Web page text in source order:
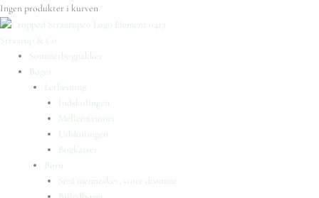
Ingen produkter i kurven
Straarup & Co
Sommerbogpakker
Bøger
Letlæsning
Indskolingen
Mellemtrinnet
Udskolingen
Bogkasser
Børn
Små mennesker, store drømme